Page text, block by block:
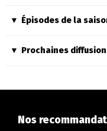
Épisodes de la
Prochaines
Nos